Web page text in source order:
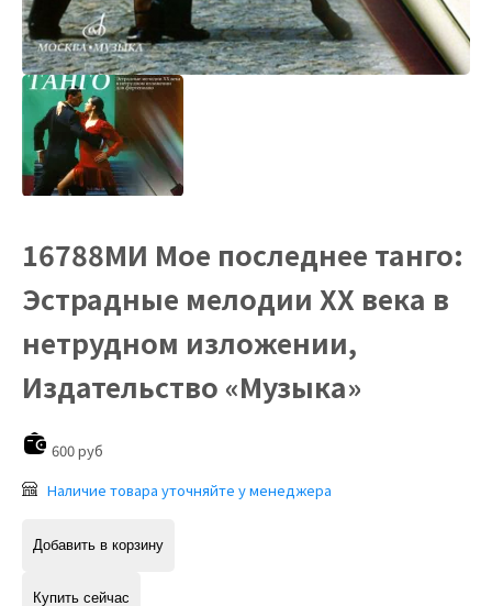
16788МИ Мое последнее танго:
Эстрадные мелодии ХХ века в
нетрудном изложении,
Издательство «Музыка»
600 руб
Наличие товара уточняйте у менеджера
Добавить в корзину
Купить сейчас